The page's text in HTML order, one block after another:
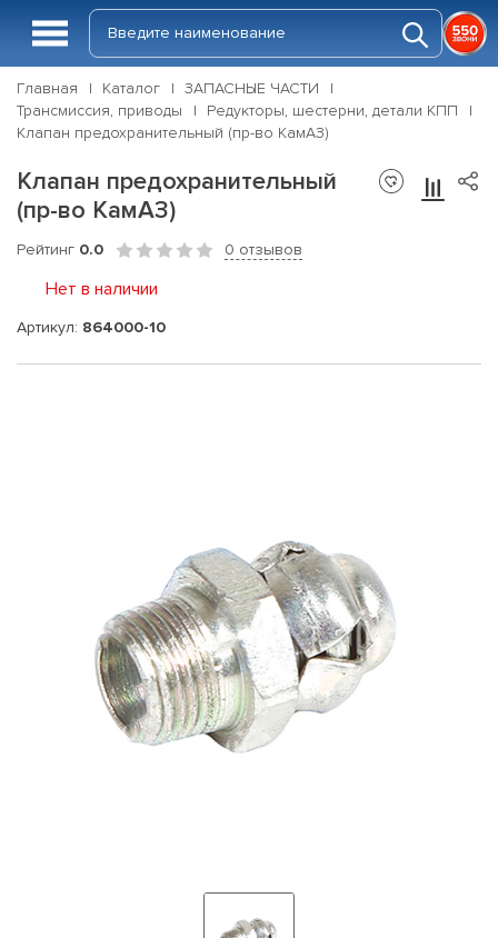
Главная Каталог
ЗАПАСНЫЕ ЧАСТИ
Трансмиссия, приводы
Редукторы, шестерни, детали КПП
Клапан предохранительный (пр-во КамАЗ)
Клапан предохранительный
(пр-во КамАЗ)
Рейтинг 0.0 0 отзывов
Нет в наличии
Артикул: 864000-10